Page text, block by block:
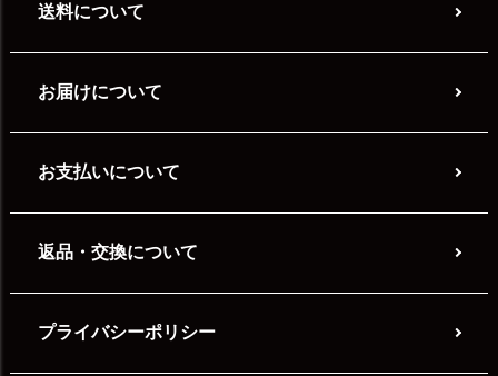
送料について
お届けについて
お支払いについて
返品・交換について
プライバシーポリシー